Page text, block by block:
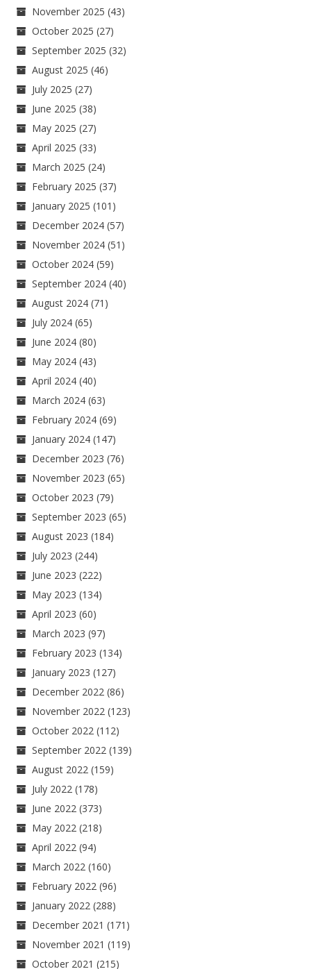
November 2025 (43)
October 2025 (27)
September 2025 (32)
August 2025 (46)
July 2025 (27)
June 2025 (38)
May 2025 (27)
April 2025 (33)
March 2025 (24)
February 2025 (37)
January 2025 (101)
December 2024 (57)
November 2024 (51)
October 2024 (59)
September 2024 (40)
August 2024 (71)
July 2024 (65)
June 2024 (80)
May 2024 (43)
April 2024 (40)
March 2024 (63)
February 2024 (69)
January 2024 (147)
December 2023 (76)
November 2023 (65)
October 2023 (79)
September 2023 (65)
August 2023 (184)
July 2023 (244)
June 2023 (222)
May 2023 (134)
April 2023 (60)
March 2023 (97)
February 2023 (134)
January 2023 (127)
December 2022 (86)
November 2022 (123)
October 2022 (112)
September 2022 (139)
August 2022 (159)
July 2022 (178)
June 2022 (373)
May 2022 (218)
April 2022 (94)
March 2022 (160)
February 2022 (96)
January 2022 (288)
December 2021 (171)
November 2021 (119)
October 2021 (215)